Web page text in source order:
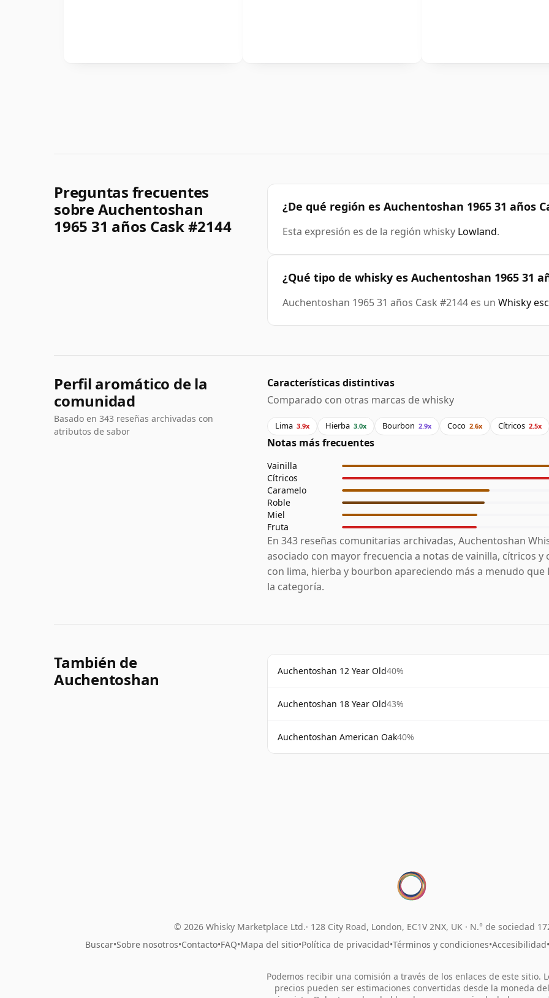
Preguntas frecuentes
sobre Auchentoshan
1965 31 años Cask #2144
¿De qué región es Auchentoshan 1965 31 años
Esta expresión es de la región whisky Lowland.
¿Qué tipo de whisky es Auchentoshan 1965 31
Auchentoshan 1965 31 años Cask #2144 es un Whisky
Perfil aromático de la
comunidad
Basado en 343 reseñas archivadas con
atributos de sabor
Características distintivas
Comparado con otras marcas de whisky
Lima 3.9x Hierba 3.0x Bourbon 2.9x Coco 2.6x Cítricos 2.5x
Notas más frecuentes
Vainilla
Cítricos
Caramelo
Roble
Miel
Fruta
En 343 reseñas comunitarias archivadas, Auchentoshan
asociado con mayor frecuencia a notas de vainilla, cítricos y
con lima, hierba y bourbon apareciendo más a menudo que
la categoría.
También de
Auchentoshan
Auchentoshan 12 Year Old40%
Auchentoshan 18 Year Old43%
Auchentoshan American Oak40%
© 2026 Whisky Marketplace Ltd. 128 City Road, London, EC1V 2NX, UK · N.° de sociedad
Buscar•Sobre nosotros•Contacto•FAQ•Mapa del sitio•Política de privacidad•Términos y condiciones•Accesibilidad•
Podemos recibir una comisión a través de los enlaces de este sitio.
precios pueden ser estimaciones convertidas desde la moneda del